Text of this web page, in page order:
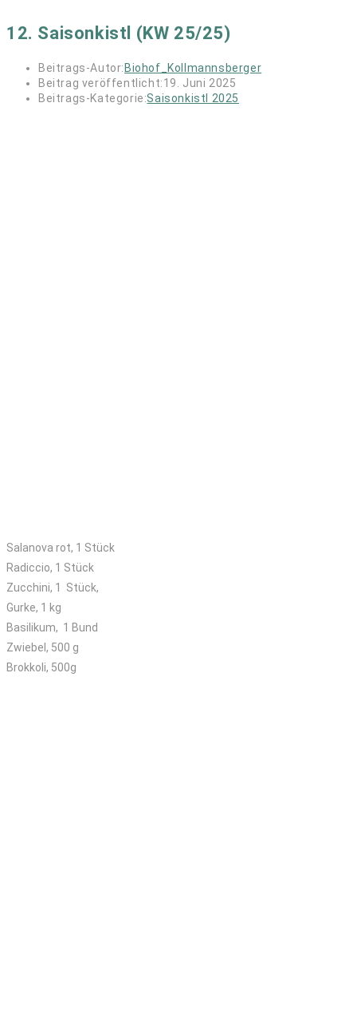
12. Saisonkistl (KW 25/25)
Beitrags-Autor:Biohof_Kollmannsberger
Beitrag veröffentlicht:19. Juni 2025
Beitrags-Kategorie:Saisonkistl 2025
Salanova rot, 1 Stück
Radiccio, 1 Stück
Zucchini, 1 Stück,
Gurke, 1 kg
Basilikum, 1 Bund
Zwiebel, 500 g
Brokkoli, 500g